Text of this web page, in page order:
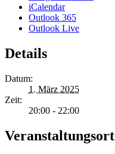
iCalendar
Outlook 365
Outlook Live
Details
Datum:
1. März 2025
Zeit:
20:00 - 22:00
Veranstaltungsort